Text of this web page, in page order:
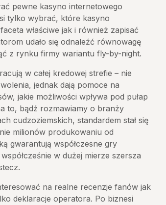
pewne kasyno internetowego
tylko wybrać, które kasyno
właściwe jak i również zapisać
udało się odnaleźć równowagę
z rynku firmy wariantu fly-by-night.
w całej kredowej strefie – nie
jednak dają pomoce na
jakie możliwości wpływa pod pułap
to, bądź rozmawiamy o branży
cudzoziemskich, standardem stał się
milionów produkowaniu od
gwarantują współczesne gry
w dużej mierze szersza
na realne recenzje fanów jak
deklaracje operatora. Po biznesi